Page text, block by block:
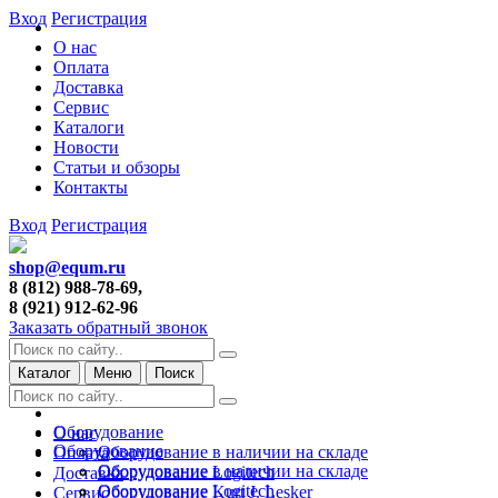
О нас
Оплата
Доставка
Сервис
Каталоги
Новости
Статьи и обзоры
Контакты
Вход Регистрация
Вход Регистрация
shop@equm.ru
8 (812) 988-78-69,
8 (921) 912-62-96
Заказать обратный звонок
Каталог Меню Поиск
О нас
Оплата
Доставка
Сервис
Оборудование
Оборудование в наличии на складе
Оборудование Logitech
Оборудование Kurt J. Lesker
Оборудование
Оборудование в наличии на складе
Оборудование Logitech